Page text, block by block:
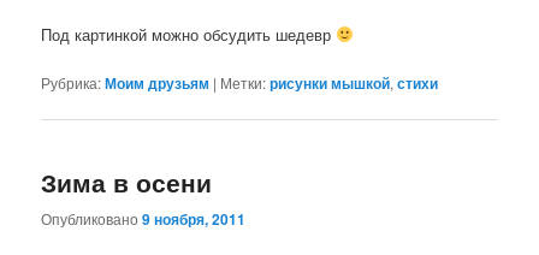
Под картинкой можно обсудить шедевр
Рубрика:Моим друзьям | Метки:рисунки мышкой,стихи
Зима в осени
Опубликовано9 ноября, 2011